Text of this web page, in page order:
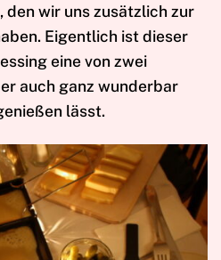
den wir uns zusätzlich zur
Eigentlich ist dieser
eine von zwei
auch ganz wunderbar
lässt.